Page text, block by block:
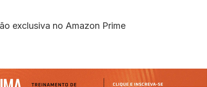
exclusiva no Amazon Prime